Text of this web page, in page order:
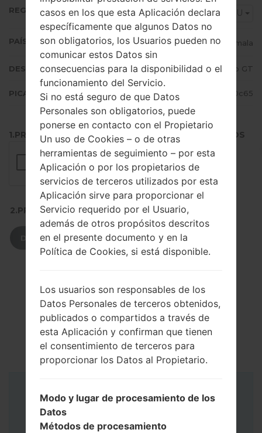
REGIÓN PGU
PAÍS (UN/EL PAÍS) Guatemala
DESCRIPCIÓN Claro GT
PICADILLO 6cb15297a5d9d7a9c04801cf08cd0c65
1.PRESIONE EL BOTÓN PARA CARGAR LOS ARCHIVOS
2.PRESIONE PARA DESCARGAR
DESCARGAR
Instrucciones
casos en los que esta Aplicación declara
específicamente que algunos Datos no
son obligatorios, los Usuarios pueden no
comunicar estos Datos sin
consecuencias para la disponibilidad o el
funcionamiento del Servicio.
Si no está seguro de que Datos
Personales son obligatorios, puede
ponerse en contacto con el Propietario
Un uso de Cookies – o de otras
herramientas de seguimiento – por esta
Aplicación o por los propietarios de
servicios de terceros utilizados por esta
Aplicación sirve para proporcionar el
Servicio requerido por el Usuario,
además de otros propósitos descritos
en el presente documento y en la
Política de Cookies, si está disponible.
Los usuarios son responsables de los
Datos Personales de terceros obtenidos,
publicados o compartidos a través de
esta Aplicación y confirman que tienen
el consentimiento de terceros para
proporcionar los Datos al Propietario.
Modo y lugar de procesamiento de los
Datos
Métodos de procesamiento